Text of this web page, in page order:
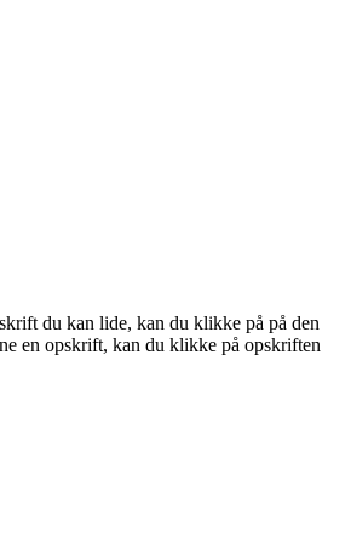
du kan lide, kan du klikke på på den
en opskrift, kan du klikke på opskriften